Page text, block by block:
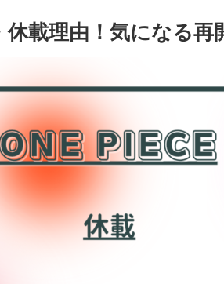
休載理由！気になる再